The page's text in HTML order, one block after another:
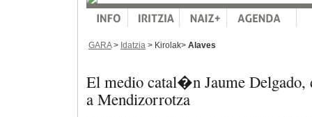
GARA> Idatzia > Kirolak> Alaves
El medio catal�n Jaume Delgado,
a Mendizorrotza